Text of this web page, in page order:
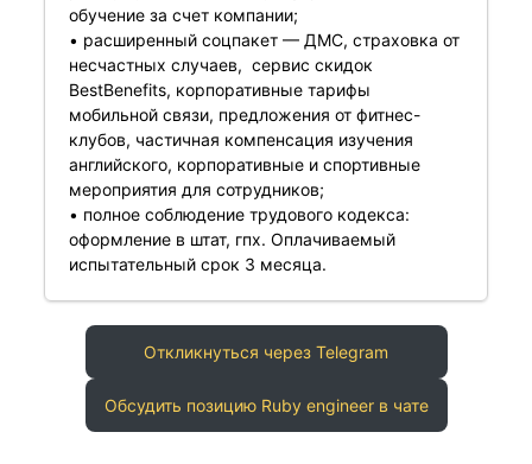
обучение за счет компании;
• расширенный соцпакет — ДМС, страховка от
несчастных случаев, сервис скидок
BestBenefits, корпоративные тарифы
мобильной связи, предложения от фитнес-
клубов, частичная компенсация изучения
английского, корпоративные и спортивные
мероприятия для сотрудников;
• полное соблюдение трудового кодекса:
оформление в штат, гпх. Оплачиваемый
испытательный срок 3 месяца.
Откликнуться через Telegram
Обсудить позицию Ruby engineer в чате